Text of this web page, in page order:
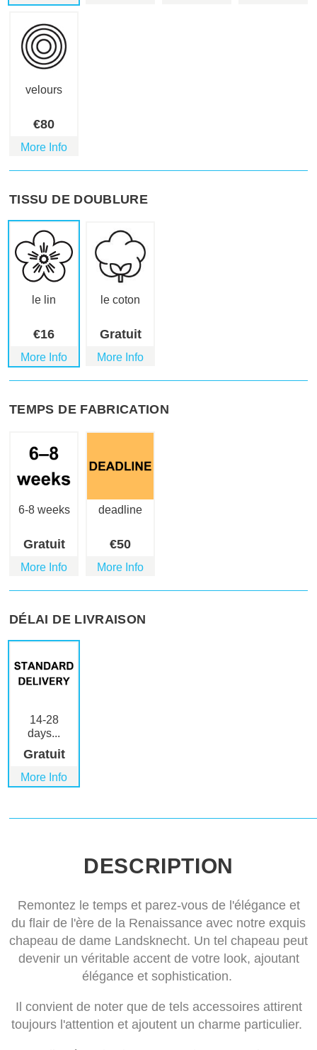
velours
€80
More Info
TISSU DE DOUBLURE
le lin
€16
More Info
le coton
Gratuit
More Info
TEMPS DE FABRICATION
6-8 weeks
Gratuit
More Info
deadline
€50
More Info
DÉLAI DE LIVRAISON
14-28
days...
Gratuit
More Info
DESCRIPTION
Remontez le temps et parez-vous de l'élégance et
du flair de l'ère de la Renaissance avec notre exquis
chapeau de dame Landsknecht. Un tel chapeau peut
devenir un véritable accent de votre look, ajoutant
élégance et sophistication.
Il convient de noter que de tels accessoires attirent
toujours l'attention et ajoutent un charme particulier.